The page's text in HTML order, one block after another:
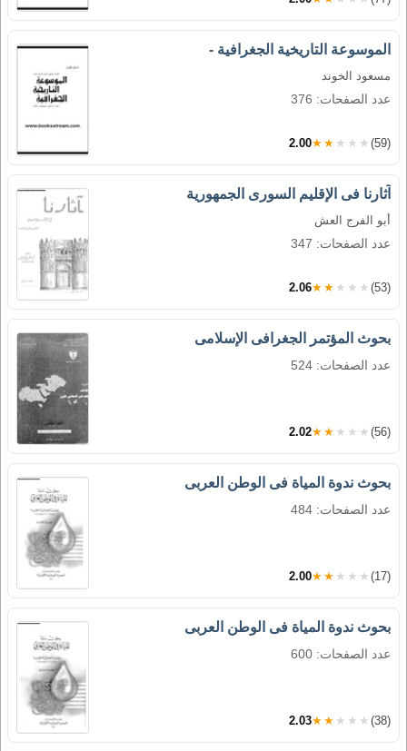
الموسوعة التاريخية الجغرافية -
مسعود الخوند
عدد الصفحات: 376
2.00★★★★★ (59)
آثارنا فى الإقليم السورى الجمهورية
أبو الفرج العش
عدد الصفحات: 347
2.06★★★★★ (53)
بحوث المؤتمر الجغرافى الإسلامى
عدد الصفحات: 524
2.02★★★★★ (56)
بحوث ندوة المياة فى الوطن العربى
عدد الصفحات: 484
2.00★★★★★ (17)
بحوث ندوة المياة فى الوطن العربى
عدد الصفحات: 600
2.03★★★★★ (38)